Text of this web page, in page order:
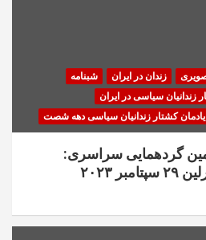
زندان در ایران
شبنامه
زندانیان سیاسی در ایران
یادمان کشتار زندانیان سیاسی دهه شصت
گردهمایی سراسری:
۲۰۲۳